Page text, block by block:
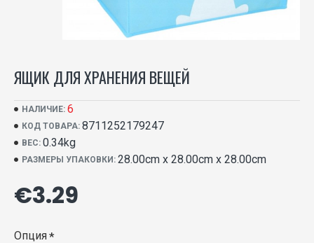
ЯЩИК ДЛЯ ХРАНЕНИЯ ВЕЩЕЙ
НАЛИЧИЕ: 6
КОД ТОВАРА: 8711252179247
ВЕС: 0.34kg
РАЗМЕРЫ УПАКОВКИ: 28.00cm x 28.00cm x 28.00cm
€3.29
Опция